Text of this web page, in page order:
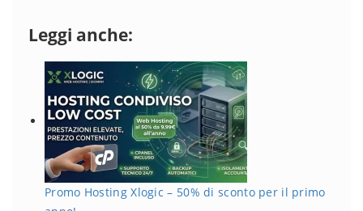
Leggi anche:
Promo Hosting Xlogic – 50% di sconto per il primo